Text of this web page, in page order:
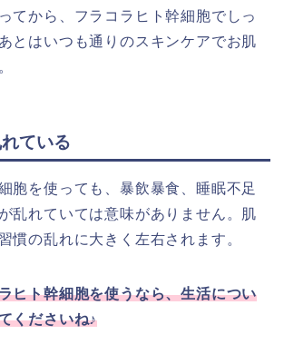
てから、フラコラヒト幹細胞でしっ
とはいつも通りのスキンケアでお肌
ている
胞を使っても、暴飲暴食、睡眠不足
乱れていては意味がありません。肌
慣の乱れに大きく左右されます。
ヒト幹細胞を使うなら、生活につい
くださいね♪